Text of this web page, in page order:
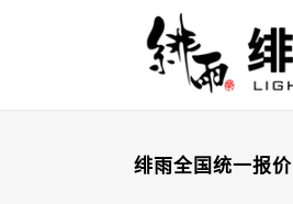
绯雨全国统一报价